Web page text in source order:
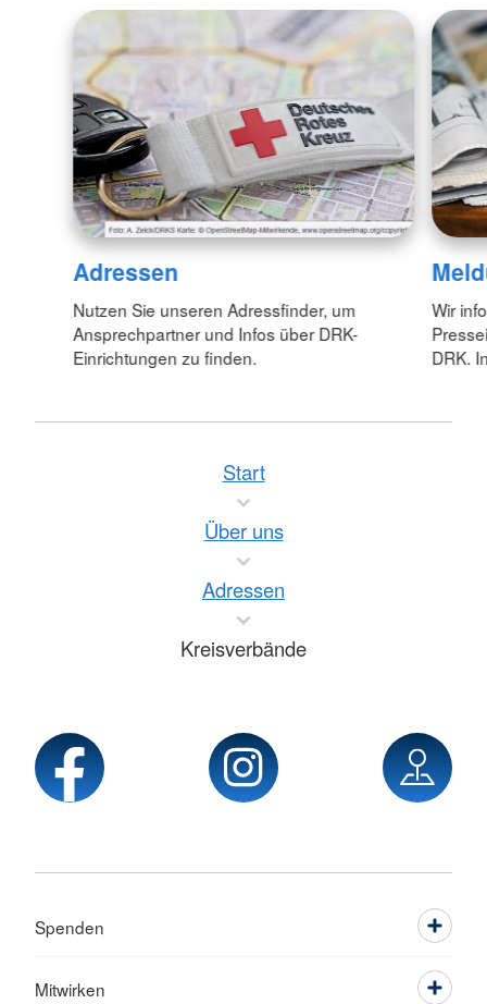
Adressen
Nutzen Sie unseren Adressfinder, um
Ansprechpartner und Infos über DRK-
Einrichtungen zu finden.
Wir
DRK.
Start
Über uns
Adressen
Kreisverbände
Spenden
Mitwirken